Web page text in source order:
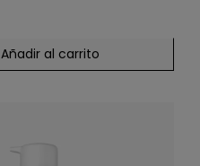
Añadir al carrito